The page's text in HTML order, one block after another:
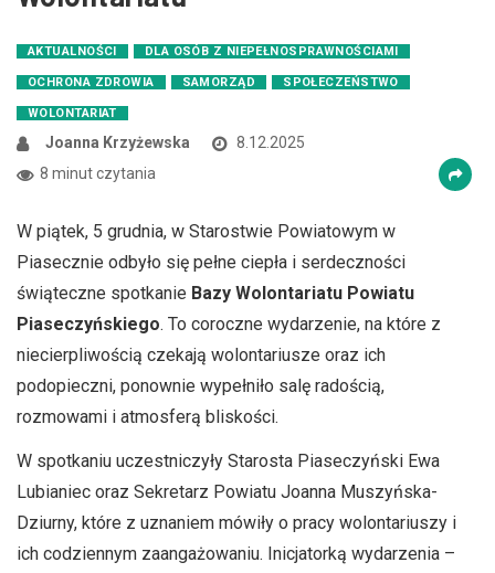
AKTUALNOŚCI DLA OSÓB Z NIEPEŁNOSPRAWNOŚCIAMI
OCHRONA ZDROWIA SAMORZĄD SPOŁECZEŃSTWO
WOLONTARIAT
Joanna Krzyżewska
8.12.2025
8 minut czytania
W piątek, 5 grudnia, w Starostwie Powiatowym w
Piasecznie odbyło się pełne ciepła i serdeczności
świąteczne spotkanie Bazy Wolontariatu Powiatu
Piaseczyńskiego. To coroczne wydarzenie, na które z
niecierpliwością czekają wolontariusze oraz ich
podopieczni, ponownie wypełniło salę radością,
rozmowami i atmosferą bliskości.
W spotkaniu uczestniczyły Starosta Piaseczyński Ewa
Lubianiec oraz Sekretarz Powiatu Joanna Muszyńska-
Dziurny, które z uznaniem mówiły o pracy wolontariuszy i
ich codziennym zaangażowaniu. Inicjatorką wydarzenia –